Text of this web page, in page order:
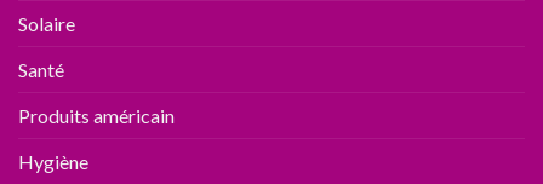
Solaire
Santé
Produits américain
Hygiène